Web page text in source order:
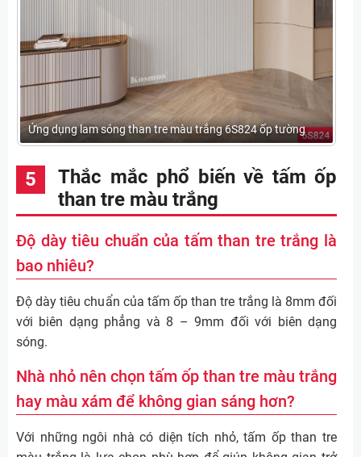
Ứng dụng lam sóng than tre màu trắng 6S824 ốp tường
Thắc mắc phổ biến về tấm ốp
than tre màu trắng
Độ dày tiêu chuẩn của tấm than tre trắng là
bao nhiêu?
Độ dày tiêu chuẩn của tấm ốp than tre trắng là 8mm đối
với biên dạng phẳng và 8 – 9mm đối với biên dạng
sóng.
Nhà nhỏ nên chọn tấm ốp than tre màu trắng
hay màu xám để không gian sáng hơn?
Với những ngôi nhà có diện tích nhỏ, tấm ốp than tre